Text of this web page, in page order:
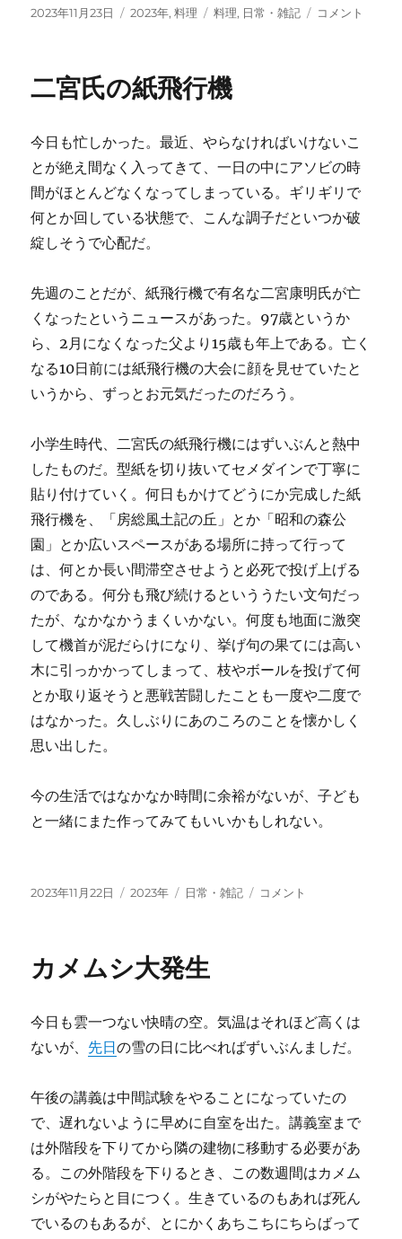
投
2023年11月23日
カ
ー
2023年,料理
タ
料理, 日常・雑記
鶏
に
コメント
二宮氏の紙飛行機
今日も忙しかった。最近、やらなければいけないこ
とが絶え間なく入ってきて、一日の中にアソビの時
間がほとんどなくなってしまっている。ギリギリで
何とか回している状態で、こんな調子だといつか破
綻しそうで心配だ。
先週のことだが、紙飛行機で有名な二宮康明氏が亡
くなったというニュースがあった。97歳というか
ら、2月になくなった父より15歳も年上である。亡く
なる10日前には紙飛行機の大会に顔を見せていたと
いうから、ずっとお元気だったのだろう。
小学生時代、二宮氏の紙飛行機にはずいぶんと熱中
したものだ。型紙を切り抜いてセメダインで丁寧に
貼り付けていく。何日もかけてどうにか完成した紙
飛行機を、「房総風土記の丘」とか「昭和の森公
園」とか広いスペースがある場所に持って行って
は、何とか長い間滞空させようと必死で投げ上げる
のである。何分も飛び続けるといううたい文句だっ
たが、なかなかうまくいかない。何度も地面に激突
して機首が泥だらけになり、挙げ句の果てには高い
木に引っかかってしまって、枝やボールを投げて何
とか取り返そうと悪戦苦闘したことも一度や二度で
はなかった。久しぶりにあのころのことを懐かしく
思い出した。
今の生活ではなかなか時間に余裕がないが、子ども
と一緒にまた作ってみてもいいかもしれない。
投
2023年11月22日
カ
ー
2023年
タ
日常・雑記
二
機
に
コメント
カメムシ大発生
今日も雲一つない快晴の空。気温はそれほど高くは
ないが、 先日の雪の日に比べればずいぶんましだ。
午後の講義は中間試験をやることになっていたの
で、遅れないように早めに自室を出た。講義室まで
は外階段を下りてから隣の建物に移動する必要があ
る。この外階段を下りるとき、この数週間はカメム
シがやたらと目につく。生きているのもあれば死ん
でいるのもあるが、とにかくあちこちにちらばって